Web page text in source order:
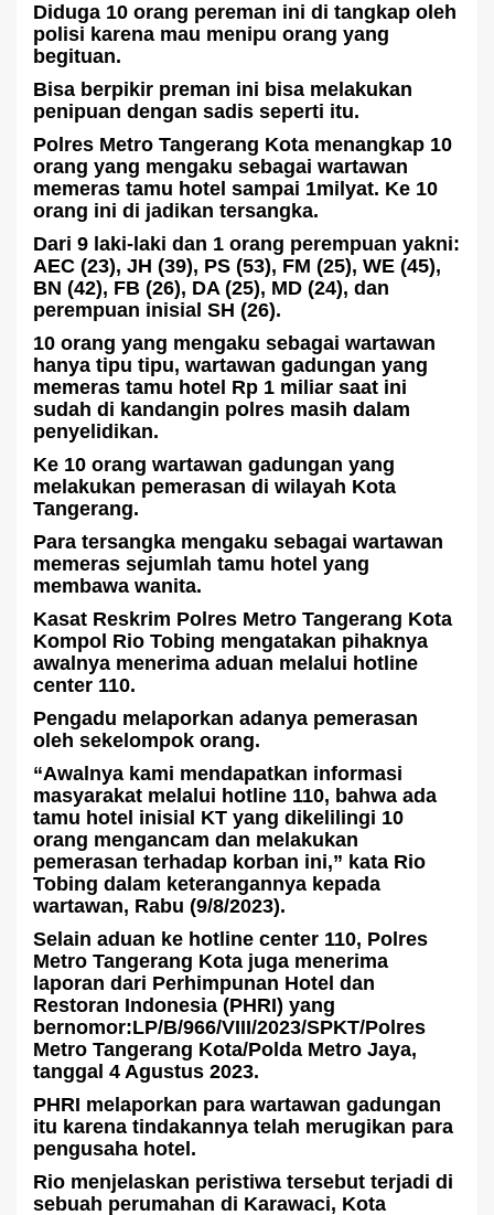
Diduga 10 orang pereman ini di tangkap oleh
polisi karena mau menipu orang yang
begituan.
Bisa berpikir preman ini bisa melakukan
penipuan dengan sadis seperti itu.
Polres Metro Tangerang Kota menangkap 10
orang yang mengaku sebagai wartawan
memeras tamu hotel sampai 1milyat. Ke 10
orang ini di jadikan tersangka.
Dari 9 laki-laki dan 1 orang perempuan yakni:
AEC (23), JH (39), PS (53), FM (25), WE (45),
BN (42), FB (26), DA (25), MD (24), dan
perempuan inisial SH (26).
10 orang yang mengaku sebagai wartawan
hanya tipu tipu, wartawan gadungan yang
memeras tamu hotel Rp 1 miliar saat ini
sudah di kandangin polres masih dalam
penyelidikan.
Ke 10 orang wartawan gadungan yang
melakukan pemerasan di wilayah Kota
Tangerang.
Para tersangka mengaku sebagai wartawan
memeras sejumlah tamu hotel yang
membawa wanita.
Kasat Reskrim Polres Metro Tangerang Kota
Kompol Rio Tobing mengatakan pihaknya
awalnya menerima aduan melalui hotline
center 110.
Pengadu melaporkan adanya pemerasan
oleh sekelompok orang.
“Awalnya kami mendapatkan informasi
masyarakat melalui hotline 110, bahwa ada
tamu hotel inisial KT yang dikelilingi 10
orang mengancam dan melakukan
pemerasan terhadap korban ini,” kata Rio
Tobing dalam keterangannya kepada
wartawan, Rabu (9/8/2023).
Selain aduan ke hotline center 110, Polres
Metro Tangerang Kota juga menerima
laporan dari Perhimpunan Hotel dan
Restoran Indonesia (PHRI) yang
bernomor:LP/B/966/VIII/2023/SPKT/Polres
Metro Tangerang Kota/Polda Metro Jaya,
tanggal 4 Agustus 2023.
PHRI melaporkan para wartawan gadungan
itu karena tindakannya telah merugikan para
pengusaha hotel.
Rio menjelaskan peristiwa tersebut terjadi di
sebuah perumahan di Karawaci, Kota